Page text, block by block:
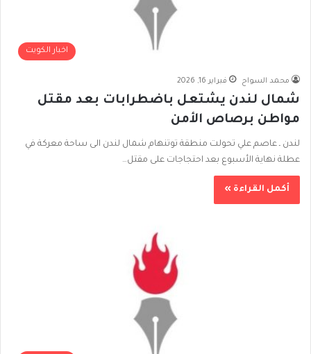
اخبار الكويت
محمد السواح فبراير 16, 2026
شمال لندن يشتعل باضطرابات بعد مقتل
مواطن برصاص الأمن
لندن ـ عاصم علي تحولت منطقة توتنهام شمال لندن الى ساحة معركة في
عطلة نهاية الأسبوع بعد احتجاجات على مقتل…
أكمل القراءة »